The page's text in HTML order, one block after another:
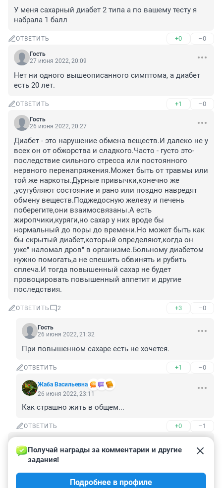
У меня сахарный диабет 2 типа а по вашему тесту я
набрала 1 балл
ОТВЕТИТЬ +0 –0
Гость
27 июня 2022, 20:09
Нет ни одного вышеописанного симптома, а диабет
есть 20 лет.
ОТВЕТИТЬ +1 –0
Гость
26 июня 2022, 20:27
Диабет - это нарушение обмена веществ.И далеко не у
всех он от обжорства и сладкого.Часто - густо это-
последствие сильного стресса или постоянного
нервного перенапряжения.Может быть от травмы или
той же наркоты.Дурные привычки,конечно же
,усугубляют состояние и рано или поздно навредят
обмену веществ.Поджедосную железу и печень
поберегите,они взаимосвязаны.А есть
жиропчики,куряги,но сахар у них вроде бы
нормальный до поры до времени.Но может быть как
бы скрытый диабет,который определяют,когда он
уже" наломал дров" в организме.Больному диабетом
нужно помогать,а не спешить обвинять и рубить
сплеча.И тогда повышенный сахар не будет
провоцировать повышенный аппетит и другие
последствия.
ОТВЕТИТЬ 2 +3 –0
Гость
26 июня 2022, 21:32
При повышенном сахаре есть не хочется.
ОТВЕТИТЬ +1 –0
Жаба Васильевна
26 июня 2022, 23:11
Как страшно жить в общем...
ОТВЕТИТЬ +0 –1
26 июня 2022, 17:52
ерунда,никаких симптомов нет,а сахар высокий, вот
такое тоже бывает,был сухой локоть,сейчас и это
Получай награды за комментарии и другие
задания!
Подробнее в профиле